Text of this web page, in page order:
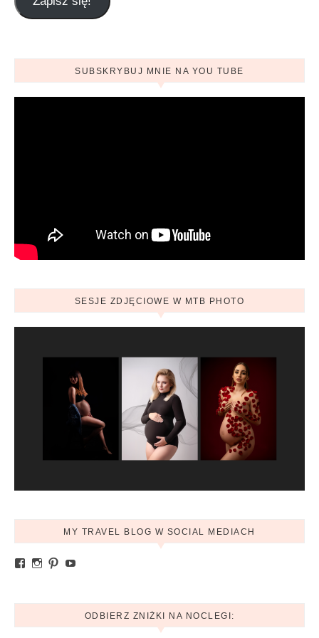
SUBSKRYBUJ MNIE NA YOU TUBE
SESJE ZDJĘCIOWE W MTB PHOTO
MY TRAVEL BLOG W SOCIAL MEDIACH
Zobacz profil Ania.mytravelblog na Facebook
Zobacz profil mytravelblog.com.pl na Instagram
Pinterest
YouTube
ODBIERZ ZNIŻKI NA NOCLEGI: